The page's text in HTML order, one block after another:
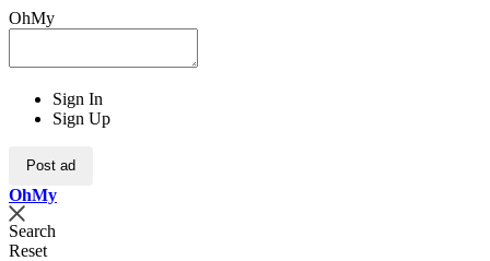
OhMy
Sign In
Sign Up
Post ad
OhMy
Search
Reset